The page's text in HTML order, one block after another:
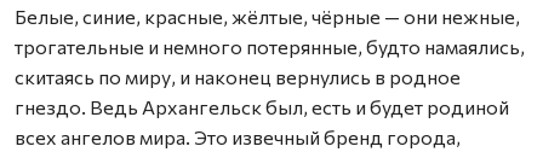
Белые, синие, красные, жёлтые, чёрные — они нежные,
трогательные и немного потерянные, будто намаялись,
скитаясь по миру, и наконец вернулись в родное
гнездо. Ведь Архангельск был, есть и будет родиной
всех ангелов мира. Это извечный бренд города,